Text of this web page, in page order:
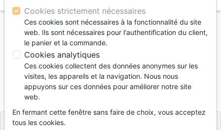
Accueil Bibles
Bibles standards
BIBLE NEG COMPACTE RIGIDE GRENAT
BIBLE NEG COMPACTE RIGIDE GRENAT
NEG 1979
RéférenceNEG11236 EAN9782608112361
Editeur Société Biblique de Genève
Cookies strictement nécessaires
Ces cookies sont nécessaires à la fonctionnalité du site
web. Ils sont nécessaires pour l'authentification du client,
le panier et la commande.
Cookies analytiques
Ces cookies collectent des données anonymes sur les
visites, les appareils et la navigation. Nous nous
appuyons sur ces données pour améliorer notre site
web.
En fermant cette fenêtre sans faire de choix, vous acceptez
tous les cookies.